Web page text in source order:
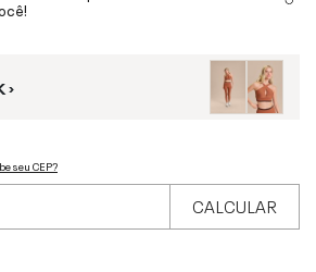
›
seu CEP?
CALCULAR